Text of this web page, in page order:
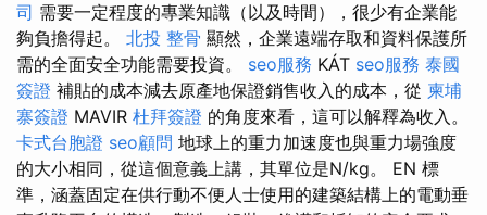
司 需要一定程度的專業知識（以及時間），很少有企業能
夠負擔得起。 北投 整骨 顯然，企業遠端存取和資料保護所
需的全面安全功能需要投資。 seo服務 KÁT seo服務 泰國
簽證 補貼的成本減去原產地保證銷售收入的成本，從 柬埔
寨簽證 MAVIR 杜拜簽證 的角度來看，這可以解釋為收入。
卡式台胞證 seo顧問 地球上的重力加速度也與重力場強度
的大小相同，從這個意義上講，其單位是N/kg。 EN 標
準，涵蓋固定在供行動不便人士使用的建築結構上的電動垂